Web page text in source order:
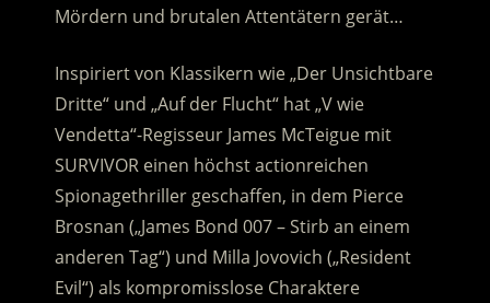
Mördern und brutalen Attentätern gerät…
Inspiriert von Klassikern wie „Der Unsichtbare
Dritte“ und „Auf der Flucht“ hat „V wie
Vendetta“-Regisseur James McTeigue mit
SURVIVOR einen höchst actionreichen
Spionagethriller geschaffen, in dem Pierce
Brosnan („James Bond 007 – Stirb an einem
anderen Tag“) und Milla Jovovich („Resident
Evil“) als kompromisslose Charaktere